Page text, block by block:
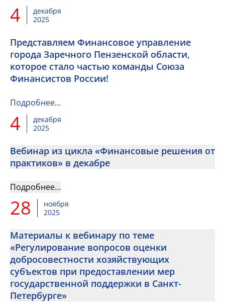
4
декабря
2025
Представляем Финансовое управление
города Заречного Пензенской области,
которое стало частью команды Союза
Финансистов России!
Подробнее…
4
декабря
2025
Вебинар из цикла «Финансовые решения от
практиков» в декабре
Подробнее…
28
ноября
2025
Материалы к вебинару по теме
«Регулирование вопросов оценки
добросовестности хозяйствующих
субъектов при предоставлении мер
государственной поддержки в Санкт-
Петербурге»